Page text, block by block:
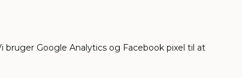
Google Analytics og Facebook pixel til at